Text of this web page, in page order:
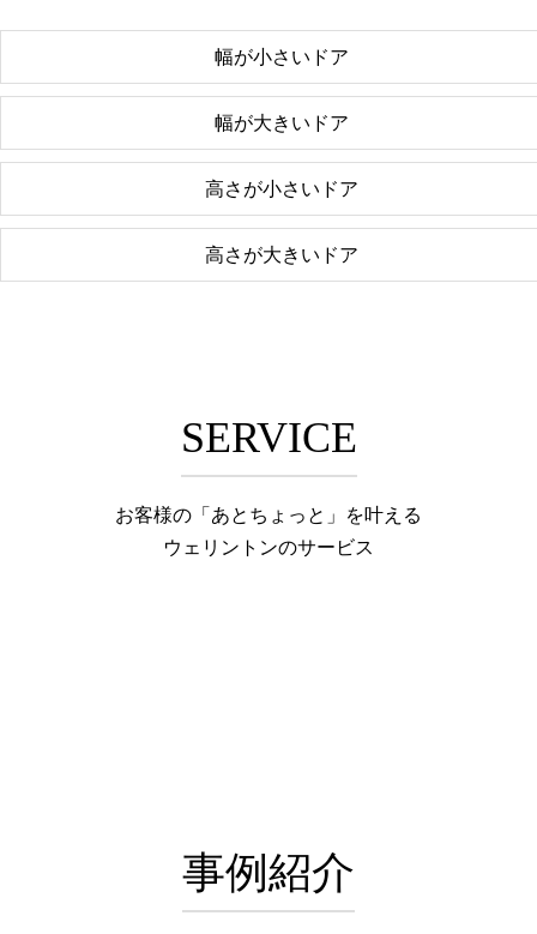
幅が小さいドア
幅が大きいドア
高さが小さいドア
高さが大きいドア
SERVICE
お客様の「あとちょっと」を叶える
ウェリントンのサービス
事例紹介